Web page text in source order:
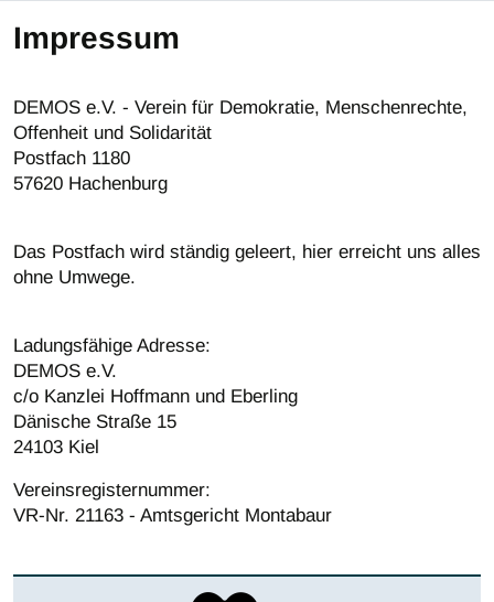
Impressum
DEMOS e.V. - Verein für Demokratie, Menschenrechte,
Offenheit und Solidarität
Postfach 1180
57620 Hachenburg
Das Postfach wird ständig geleert, hier erreicht uns alles
ohne Umwege.
Ladungsfähige Adresse:
DEMOS e.V.
c/o Kanzlei Hoffmann und Eberling
Dänische Straße 15
24103 Kiel
Vereinsregisternummer:
VR-Nr. 21163 - Amtsgericht Montabaur